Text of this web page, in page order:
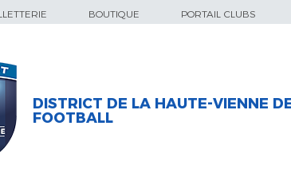
BOUTIQUE PORTAIL CLUBS
DISTRICT DE LA HAUTE-VIENNE
FOOTBALL